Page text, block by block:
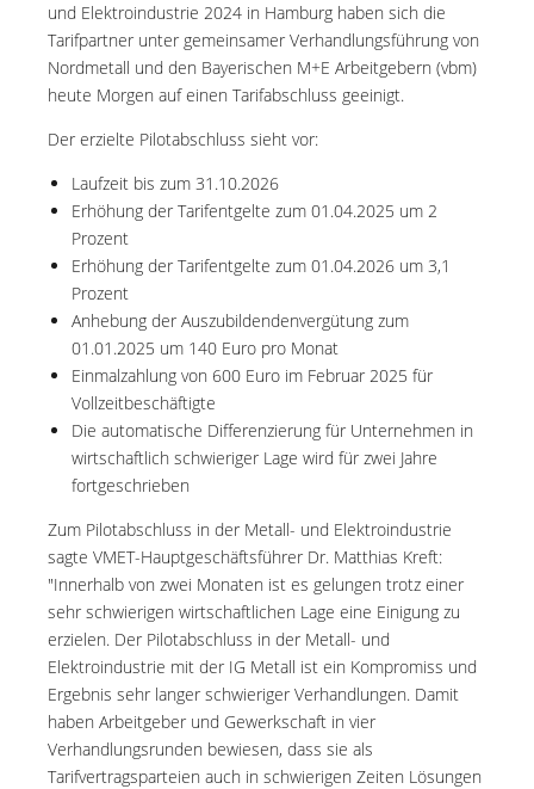
und Elektroindustrie 2024 in Hamburg haben sich die
Tarifpartner unter gemeinsamer Verhandlungsführung von
Nordmetall und den Bayerischen M+E Arbeitgebern (vbm)
heute Morgen auf einen Tarifabschluss geeinigt.
Der erzielte Pilotabschluss sieht vor:
Laufzeit bis zum 31.10.2026
Erhöhung der Tarifentgelte zum 01.04.2025 um 2
Prozent
Erhöhung der Tarifentgelte zum 01.04.2026 um 3,1
Prozent
Anhebung der Auszubildendenvergütung zum
01.01.2025 um 140 Euro pro Monat
Einmalzahlung von 600 Euro im Februar 2025 für
Vollzeitbeschäftigte
Die automatische Differenzierung für Unternehmen in
wirtschaftlich schwieriger Lage wird für zwei Jahre
fortgeschrieben
Zum Pilotabschluss in der Metall- und Elektroindustrie
sagte VMET-Hauptgeschäftsführer Dr. Matthias Kreft:
"Innerhalb von zwei Monaten ist es gelungen trotz einer
sehr schwierigen wirtschaftlichen Lage eine Einigung zu
erzielen. Der Pilotabschluss in der Metall- und
Elektroindustrie mit der IG Metall ist ein Kompromiss und
Ergebnis sehr langer schwieriger Verhandlungen. Damit
haben Arbeitgeber und Gewerkschaft in vier
Verhandlungsrunden bewiesen, dass sie als
Tarifvertragsparteien auch in schwierigen Zeiten Lösungen